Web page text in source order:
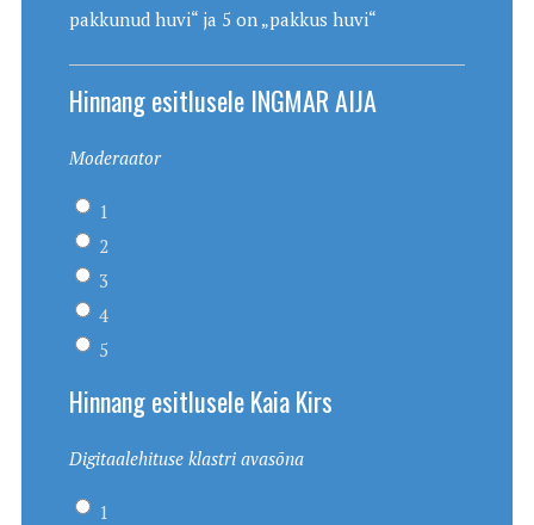
pakkunud huvi“ ja 5 on „pakkus huvi“
Hinnang esitlusele INGMAR AIJA
Moderaator
1
2
3
4
5
Hinnang esitlusele Kaia Kirs
Digitaalehituse klastri avasõna
1